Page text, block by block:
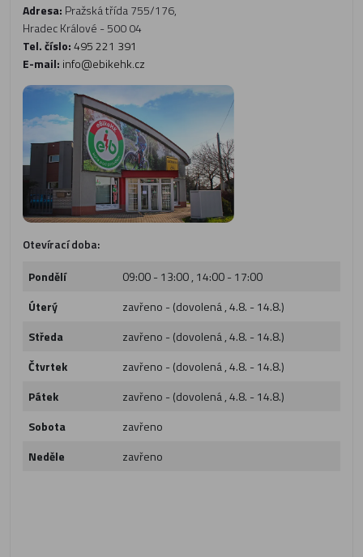
Adresa: Pražská třída 755/176,
Hradec Králové - 500 04
Tel. číslo:495 221 391
E-mail: info@ebikehk.cz
Otevírací doba:
Pondělí
09:00 - 13:00 , 14:00 - 17:00
Úterý
zavřeno - (dovolená , 4.8. - 14.8.)
Středa
zavřeno - (dovolená , 4.8. - 14.8.)
Čtvrtek
zavřeno - (dovolená , 4.8. - 14.8.)
Pátek
zavřeno - (dovolená , 4.8. - 14.8.)
Sobota
zavřeno
Neděle
zavřeno